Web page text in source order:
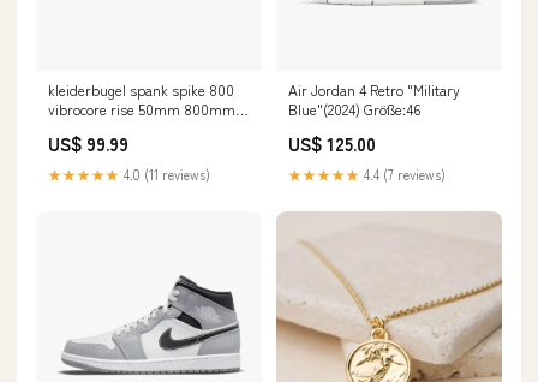
kleiderbugel spank spike 800
vibrocore rise 50mm 800mm
US$ 99.99
★★★★★ 4.0 (11 reviews)
Air Jordan 4 Retro "Military
Blue"(2024) Größe:46
US$ 125.00
★★★★★ 4.4 (7 reviews)